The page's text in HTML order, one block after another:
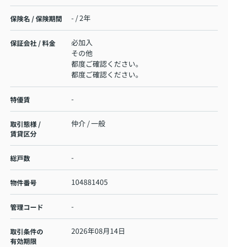
保険名 / 保険期間 - / 2年
保証会社 / 料金
必加入
その他
都度ご確認ください。
都度ご確認ください。
特優賃 -
取引態様 /
賃貸区分
仲介 / 一般
総戸数 -
物件番号 104881405
管理コード -
取引条件の
有効期限
2026年08月14日